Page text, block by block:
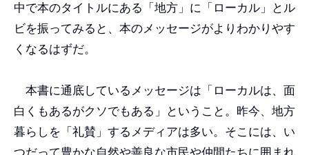
中で本のタイトルにある「地方」に「ローカル」とル
ビを振ってみると、本のメッセージがよりわかりやす
くなるはずだ。
本書に通底しているメッセージは「ローカルは、面
白くもあるがクソでもある」ということ。昨今、地方
暮らしを「礼賛」するメディアは多い。そこには、い